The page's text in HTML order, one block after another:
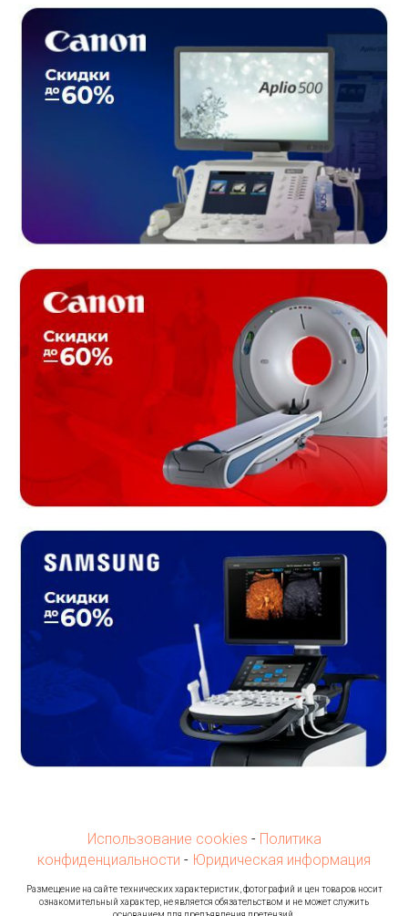
Использование cookies - Политика
конфиденциальности - Юридическая информация
Размещение на сайте технических характеристик, фотографий и цен товаров носит
ознакомительный характер, не является обязательством и не может служить